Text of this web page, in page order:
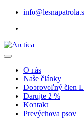
O nás
Naše články
Dobrovoľný člen
Darujte 2 %
Kontakt
Prevýchova psov